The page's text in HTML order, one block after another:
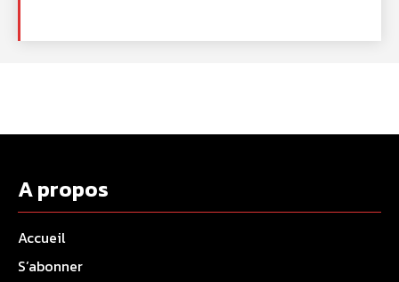
A propos
Accueil
S’abonner